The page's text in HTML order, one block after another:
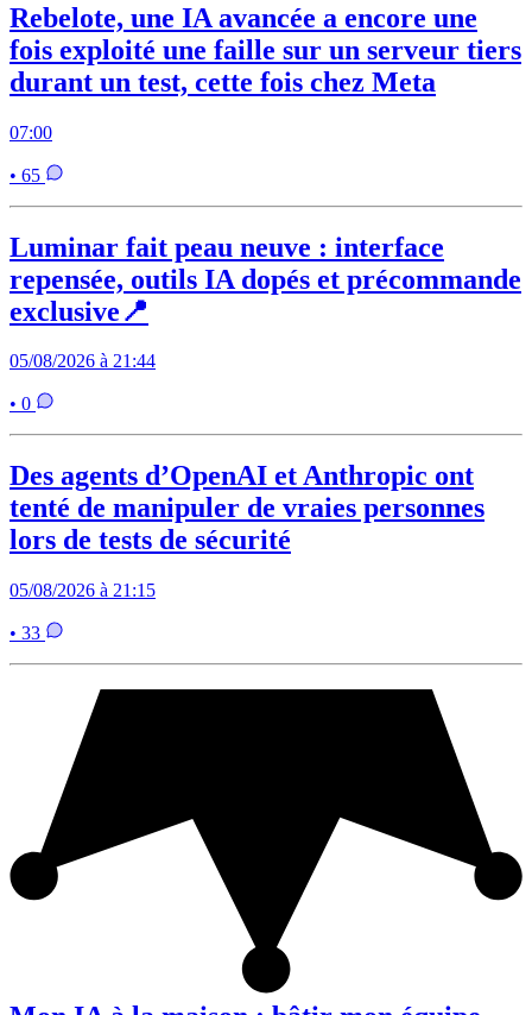
Rebelote, une IA avancée a encore une
fois exploité une faille sur un serveur tiers
durant un test, cette fois chez Meta
07:00
• 65
Luminar fait peau neuve : interface
repensée, outils IA dopés et précommande
exclusive📍
05/08/2026 à 21:44
• 0
Des agents d’OpenAI et Anthropic ont
tenté de manipuler de vraies personnes
lors de tests de sécurité
05/08/2026 à 21:15
• 33